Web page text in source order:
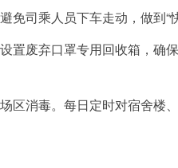
司乘人员下车走动，做到“快
置废弃口罩专用回收箱，确
区消毒。每日定时对宿舍楼